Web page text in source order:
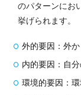
のパターンにお
挙げられます。
外的要因：外
内的要因：自
環境的要因：